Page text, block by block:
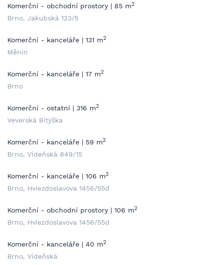
Komerční - obchodní prostory | 85 m2
Brno, Jakubská 123/5
Komerční - kanceláře | 131 m2
Měnín
Komerční - kanceláře | 17 m2
Brno
Komerční - ostatní | 316 m2
Veverská Bítýška
Komerční - kanceláře | 59 m2
Brno, Vídeňská 849/15
Komerční - kanceláře | 106 m2
Brno, Hviezdoslavova 1456/55d
Komerční - obchodní prostory | 106 m2
Brno, Hviezdoslavova 1456/55d
Komerční - kanceláře | 40 m2
Brno, Vídeňská